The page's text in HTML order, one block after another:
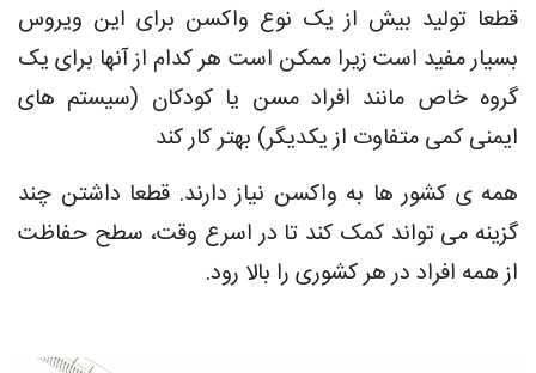
قطعا تولید بیش از یک نوع واکسن برای این ویروس
بسیار مفید است زیرا ممکن است هر کدام از آنها برای یک
گروه خاص مانند افراد مسن یا کودکان (سیستم های
ایمنی کمی متفاوت از یکدیگر) بهتر کار کند
همه ی کشور ها به واکسن نیاز دارند. قطعا داشتن چند
گزینه می تواند کمک کند تا در اسرع وقت، سطح حفاظت
از همه افراد در هر کشوری را بالا رود.